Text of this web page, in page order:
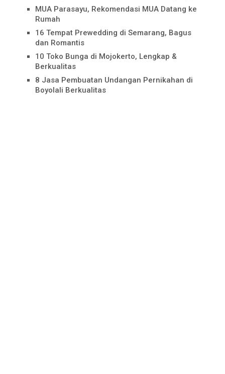
MUA Parasayu, Rekomendasi MUA Datang ke
Rumah
16 Tempat Prewedding di Semarang, Bagus
dan Romantis
10 Toko Bunga di Mojokerto, Lengkap &
Berkualitas
8 Jasa Pembuatan Undangan Pernikahan di
Boyolali Berkualitas